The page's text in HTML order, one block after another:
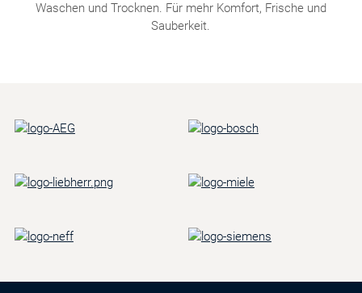
Waschen und Trocknen. Für mehr Komfort, Frische und
Sauberkeit.